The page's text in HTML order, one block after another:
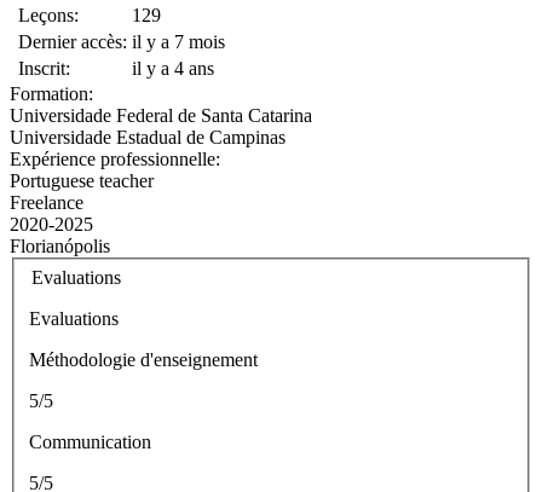
Leçons:
129
Dernier accès: il y a 7 mois
Inscrit:
il y a 4 ans
Formation:
Universidade Federal de Santa Catarina
Universidade Estadual de Campinas
Expérience professionnelle:
Portuguese teacher
Freelance
2020-2025
Florianópolis
Evaluations
Evaluations
Méthodologie d'enseignement
5/5
Communication
5/5